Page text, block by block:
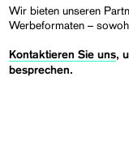
Wir bieten unseren
Werbeformaten –
Kontaktieren Sie uns,
besprechen.